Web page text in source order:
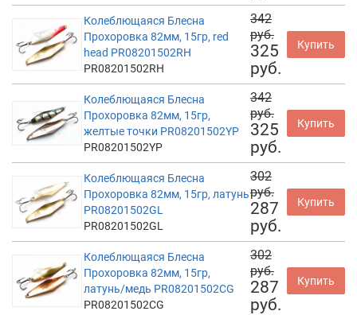
Колеблющаяся Блесна
Прохоровка 82мм, 15гр, red
head PR08201502RH
PR08201502RH
342
руб.
325
руб.
Купить
Колеблющаяся Блесна
Прохоровка 82мм, 15гр,
желтые точки PR08201502YP
PR08201502YP
342
руб.
325
руб.
Купить
Колеблющаяся Блесна
Прохоровка 82мм, 15гр, латунь
PR08201502GL
PR08201502GL
302
руб.
287
руб.
Купить
Колеблющаяся Блесна
Прохоровка 82мм, 15гр,
латунь/медь PR08201502CG
PR08201502CG
302
руб.
287
руб.
Купить